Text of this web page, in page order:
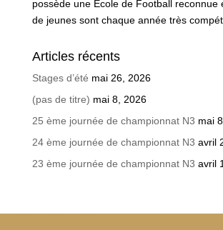
possède une Ecole de Football reconnue
de jeunes sont chaque année très
Articles récents
Stages d’été mai 26, 2026
(pas de titre) mai 8, 2026
25 ème journée de championnat N3 mai
24 ème journée de championnat N3 avril
23 ème journée de championnat N3 avril